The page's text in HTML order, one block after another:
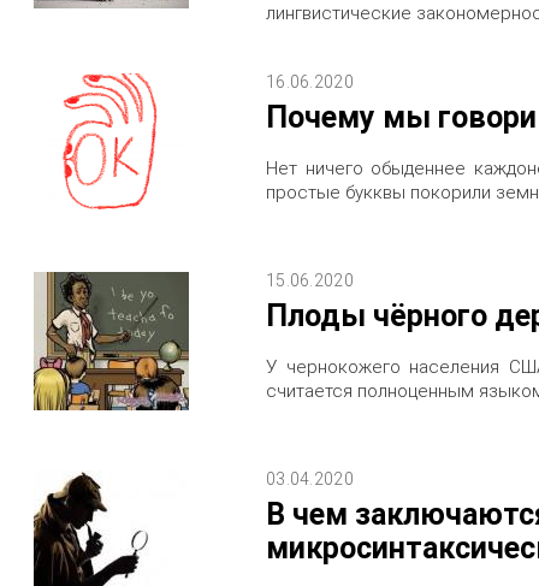
лингвистические
16.06.2020
Почему мы
Нет ничего обыденнее
простые букквы покорили
15.06.2020
Плоды чёрного
У чернокожего населения
считается полноценным
03.04.2020
В чем